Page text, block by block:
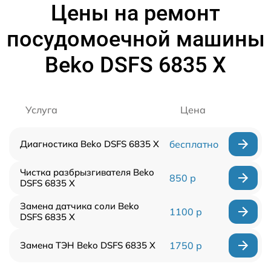
Цены на ремонт
посудомоечной машины
Beko DSFS 6835 X
Услуга Цена
Диагностика Beko DSFS 6835 X бесплатно
Чистка разбрызгивателя Beko
DSFS 6835 X
850 р
Замена датчика соли Beko
DSFS 6835 X
1100 р
Замена ТЭН Beko DSFS 6835 X 1750 р